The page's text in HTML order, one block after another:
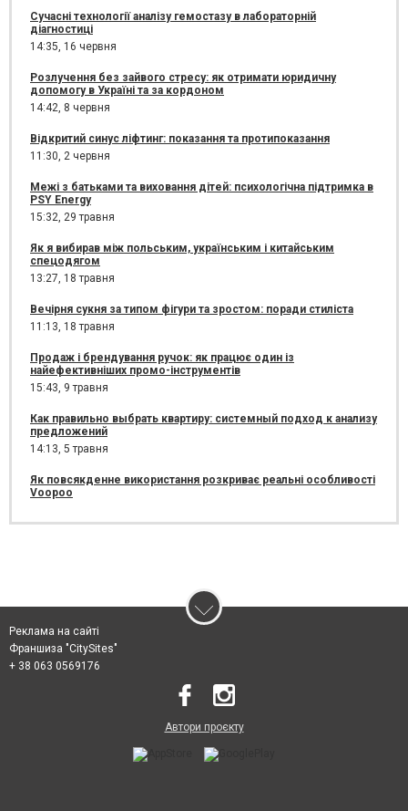
Сучасні технології аналізу гемостазу в лабораторній
діагностиці
14:35, 16 червня
Розлучення без зайвого стресу: як отримати юридичну
допомогу в Україні та за кордоном
14:42, 8 червня
Відкритий синус ліфтинг: показання та протипоказання
11:30, 2 червня
Межі з батьками та виховання дітей: психологічна підтримка в
PSY Energy
15:32, 29 травня
Як я вибирав між польським, українським і китайським
спецодягом
13:27, 18 травня
Вечірня сукня за типом фігури та зростом: поради стиліста
11:13, 18 травня
Продаж і брендування ручок: як працює один із
найефективніших промо-інструментів
15:43, 9 травня
Как правильно выбрать квартиру: системный подход к анализу
предложений
14:13, 5 травня
Як повсякденне використання розкриває реальні особливості
Voopoo
Реклама на сайті
Франшиза "CitySites"
+ 38 063 0569176
Автори проєкту